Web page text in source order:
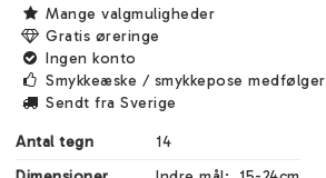
Mange valgmuligheder
Gratis øreringe
Ingen konto
Smykkeæske / smykkepose medfølger
Sendt fra Sverige
Antal tegn
14